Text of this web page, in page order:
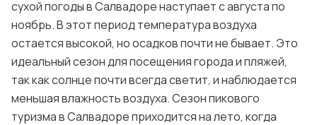
сухой погоды в Салвадоре наступает с августа по
ноябрь. В этот период температура воздуха
остается высокой, но осадков почти не бывает. Это
идеальный сезон для посещения города и пляжей,
так как солнце почти всегда светит, и наблюдается
меньшая влажность воздуха. Сезон пикового
туризма в Салвадоре приходится на лето, когда